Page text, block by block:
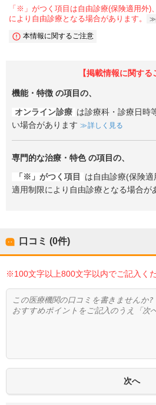
「※」がつく項目は自由診療(保険適用外)
により自由診療となる場合があります。
本情報に関するご注意
【掲載情報に関する
機能・特徴 の項目の、
オンライン診療 は診療科・診療日時
い場合があります
詳しく見る
専門的な治療・特色の項目の、
「※」がつく項目
は自由診療(保険
適用制限により自由診療となる場合が
口コミ (0件)
※100文字以上800文字以内でご記入く